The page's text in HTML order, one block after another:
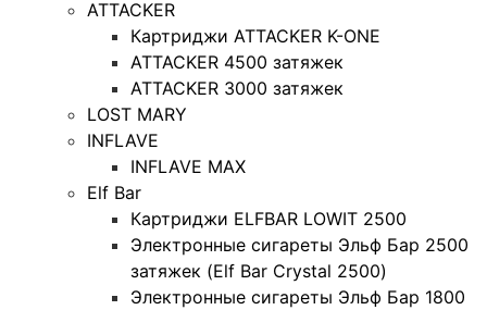
ATTACKER
Картриджи ATTACKER K-ONE
ATTACKER 4500 затяжек
ATTACKER 3000 затяжек
LOST MARY
INFLAVE
INFLAVE MAX
Elf Bar
Картриджи ELFBAR LOWIT 2500
Электронные сигареты Эльф Бар 2500
затяжек (Elf Bar Crystal 2500)
Электронные сигареты Эльф Бар 1800